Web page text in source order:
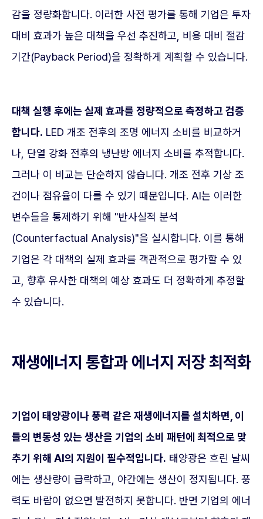
감을 정량화합니다. 이러한 사전 평가를 통해 기업은 투자
대비 효과가 높은 대책을 우선 추진하고, 비용 대비 절감
기간(Payback Period)을 정확하게 계획할 수 있습니다.
대책 실행 후에는 실제 효과를 정량적으로 측정하고 검증
합니다. LED 개조 전후의 조명 에너지 소비를 비교하거
나, 단열 강화 전후의 냉난방 에너지 소비를 추적합니다.
그러나 이 비교는 단순하지 않습니다. 개조 전후 기상 조
건이나 점유율이 다를 수 있기 때문입니다. AI는 이러한
변수들을 통제하기 위해 "반사실적 분석
(Counterfactual Analysis)"을 실시합니다. 이를 통해
기업은 각 대책의 실제 효과를 객관적으로 평가할 수 있
고, 향후 유사한 대책의 예상 효과도 더 정확하게 추정할
수 있습니다.
재생에너지 통합과 에너지 저장 최적화
기업이 태양광이나 풍력 같은 재생에너지를 설치하면, 이
들의 변동성 있는 생산을 기업의 소비 패턴에 최적으로 맞
추기 위해 AI의 지원이 필수적입니다. 태양광은 흐린 날씨
에는 생산량이 급락하고, 야간에는 생산이 정지됩니다. 풍
력도 바람이 없으면 발전하지 못합니다. 반면 기업의 에너